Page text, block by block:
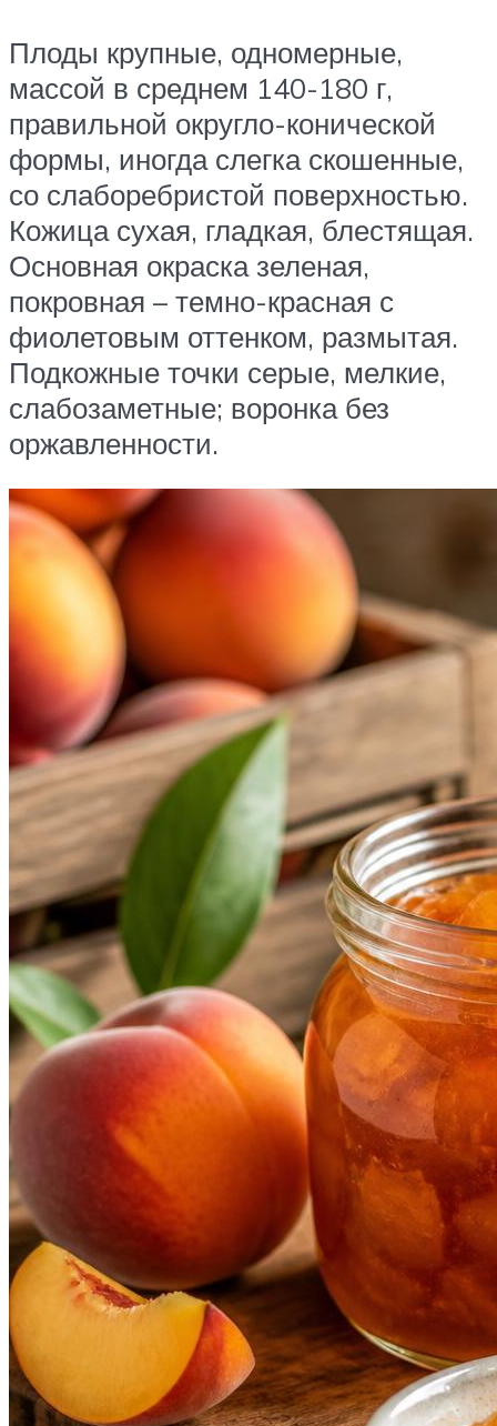
Плоды крупные, одномерные,
массой в среднем 140-180 г,
правильной округло-конической
формы, иногда слегка скошенные,
со слаборебристой поверхностью.
Кожица сухая, гладкая, блестящая.
Основная окраска зеленая,
покровная – темно-красная с
фиолетовым оттенком, размытая.
Подкожные точки серые, мелкие,
слабозаметные; воронка без
оржавленности.